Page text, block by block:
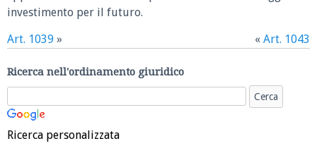
investimento per il futuro.
Art. 1039 » « Art. 1043
Ricerca nell'ordinamento giuridico
Ricerca personalizzata